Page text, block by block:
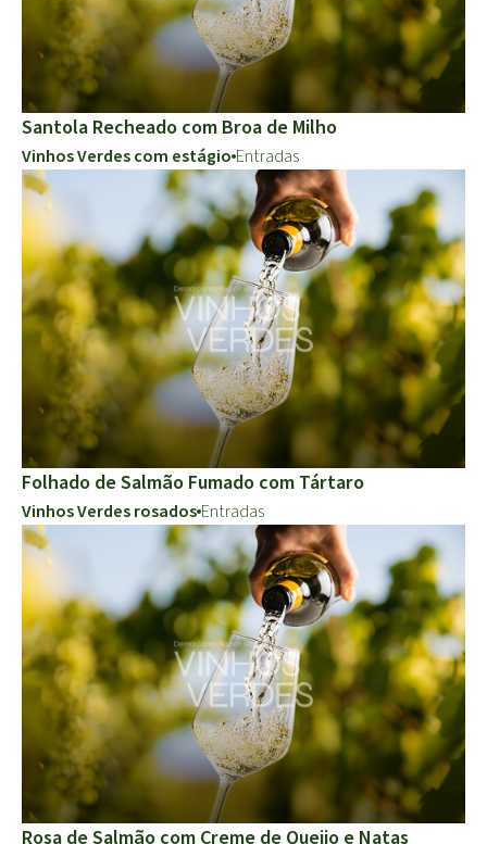
Santola Recheado com Broa de Milho
Vinhos Verdes com estágio Entradas
Folhado de Salmão Fumado com Tártaro
Vinhos Verdes rosados Entradas
Rosa de Salmão com Creme de Queijo e Natas